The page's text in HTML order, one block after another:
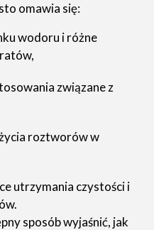
omawia się:
wodoru i różne
związane z
roztworów w
utrzymania czystości i
sposób wyjaśnić, jak